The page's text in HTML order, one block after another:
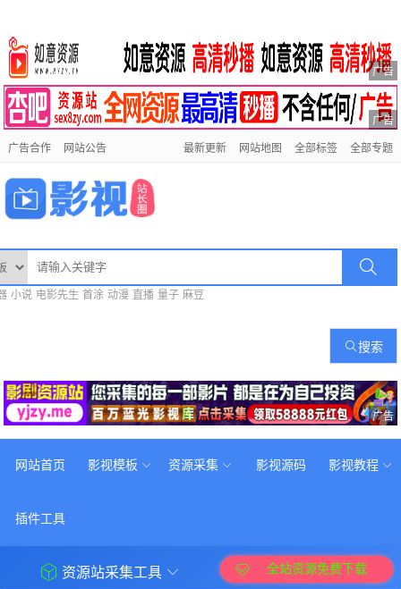
广告
广告
广告合作 网站公告 最新更新 网站地图 全部标签 全部专题
小说 电影先生 首涂 动漫 直播 量子 麻豆
搜索
广告
网站首页 影视模板 资源采集 影视源码 影视教程
插件工具
资源站采集工具 全站资源免费下载